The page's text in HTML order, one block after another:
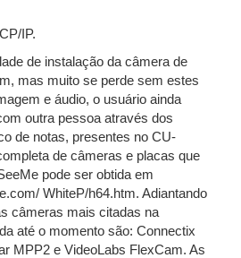
IP.
de instalação da câmera de
mas muito se perde sem estes
e áudio, o usuário ainda
outra pessoa através dos
de notas, presentes no CU-
de câmeras e placas que
pode ser obtida em
WhiteP/h64.htm. Adiantando
câmeras mais citadas na
até o momento são: Connectix
MPP2 e VideoLabs FlexCam. As